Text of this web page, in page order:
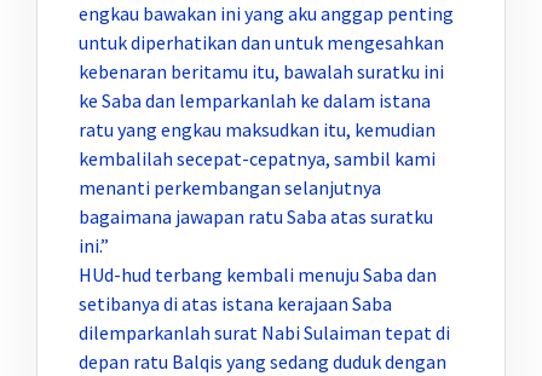
engkau bawakan ini yang aku anggap penting
untuk diperhatikan dan untuk mengesahkan
kebenaran beritamu itu, bawalah suratku ini
ke Saba dan lemparkanlah ke dalam istana
ratu yang engkau maksudkan itu, kemudian
kembalilah secepat-cepatnya, sambil kami
menanti perkembangan selanjutnya
bagaimana jawapan ratu Saba atas suratku
ini.”
HUd-hud terbang kembali menuju Saba dan
setibanya di atas istana kerajaan Saba
dilemparkanlah surat Nabi Sulaiman tepat di
depan ratu Balqis yang sedang duduk dengan